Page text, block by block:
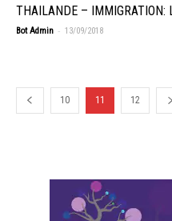
THAILANDE –
Bot Admin - 13/09/2018
10 11 12